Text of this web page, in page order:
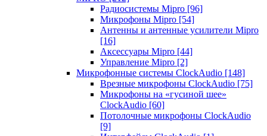
Радиосистемы Mipro [96]
Микрофоны Mipro [54]
Антенны и антенные усилители Mipro
[16]
Аксессуары Mipro [44]
Управление Mipro [2]
Микрофонные системы ClockAudio [148]
Врезные микрофоны ClockAudio [75]
Микрофоны на «гусиной шее»
ClockAudio [60]
Потолочные микрофоны ClockAudio
[9]